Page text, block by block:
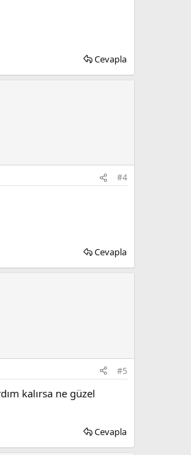
Cevapla
#4
Cevapla
#5
kalırsa ne güzel
Cevapla